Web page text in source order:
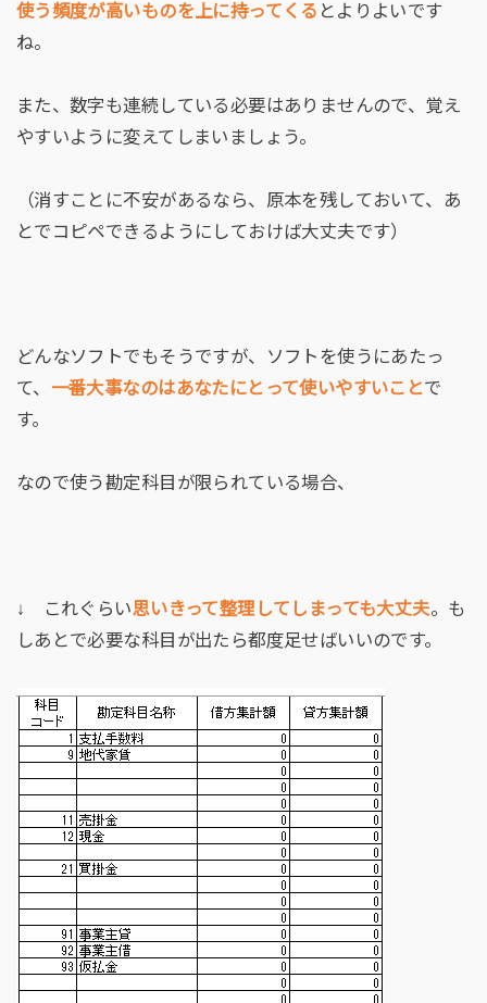
使う頻度が高いものを上に持ってくる とよりよいです
ね。
また、数字も連続している必要はありませんので、覚え
やすいように変えてしまいましょう。
（消すことに不安があるなら、原本を残しておいて、あ
とでコピペできるようにしておけば大丈夫です）
どんなソフトでもそうですが、ソフトを使うにあたっ
て、 一番大事なのはあなたにとって使いやすいことで
す。
なので使う勘定科目が限られている場合、
↓ これぐらい思いきって整理してしまっても大丈夫。も
しあとで必要な科目が出たら都度足せばいいのです。